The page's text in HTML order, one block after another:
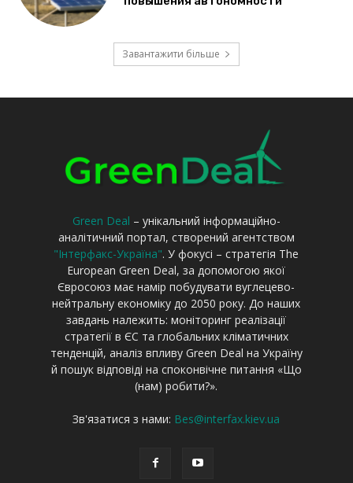
Green Deal – унікальний інформаційно-
аналітичний портал, створений агентством
"Інтерфакс-Україна". У фокусі – стратегія The
European Green Deal, за допомогою якої
Євросоюз має намір побудувати вуглецево-
нейтральну економіку до 2050 року. До наших
завдань належить: моніторинг реалізації
стратегії в ЄС та глобальних кліматичних
тенденцій, аналіз впливу Green Deal на Україну
й пошук відповіді на споконвічне питання «Що
(нам) робити?».
Зв'язатися з нами: Bes@interfax.kiev.ua